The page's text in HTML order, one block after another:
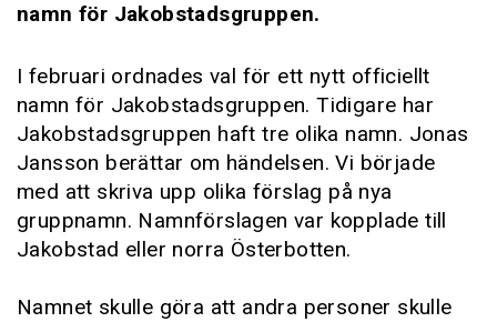
namn för Jakobstadsgruppen.
I februari ordnades val för ett nytt officiellt
namn för Jakobstadsgruppen. Tidigare har
Jakobstadsgruppen haft tre olika namn. Jonas
Jansson berättar om händelsen. Vi började
med att skriva upp olika förslag på nya
gruppnamn. Namnförslagen var kopplade till
Jakobstad eller norra Österbotten.
Namnet skulle göra att andra personer skulle